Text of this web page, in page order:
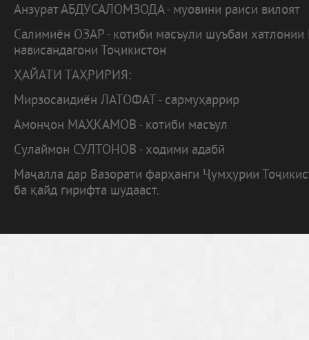
Анзурат АБДУСАЛОМЗОДА - муовини раиси вилоят
Салимиён ОЗАР - котиби масъули шуъбаи
нависандагони Тоҷикистон
ҲАЙАТИ ТАҲРИРИЯ:
Мирзосаидиён ЛАТОФАТ - сармуҳаррир
Амонҷон МАҲКАМОВ - котиби масъул
Сулаймон СУЛТОНОВ - ходими адабӣ
Маҷалла дар Вазорати фарҳанги Ҷумҳурии
ба қайд гирифта шудааст.